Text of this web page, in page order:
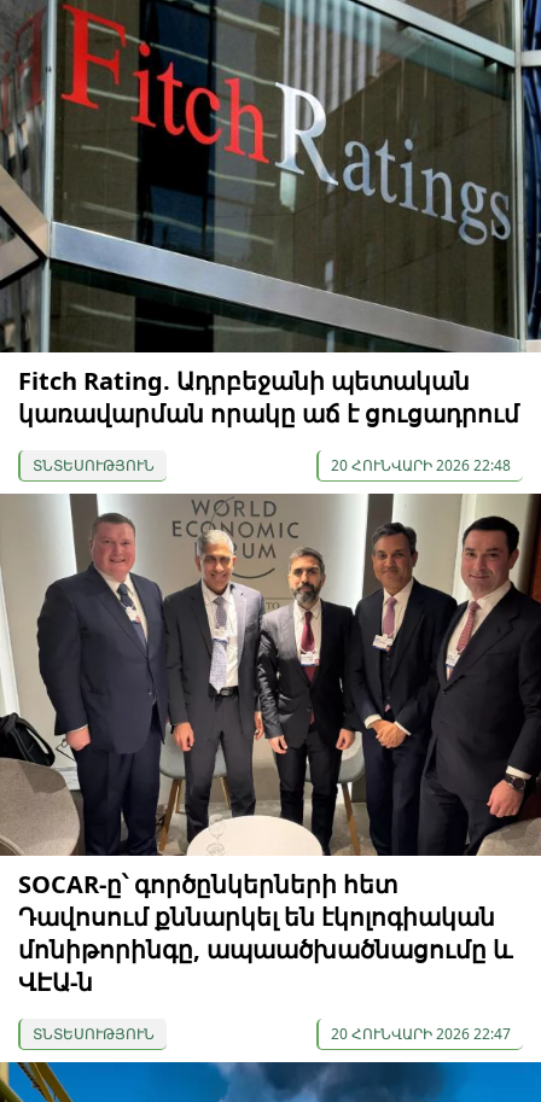
Fitch Rating. Ադրբեջանի պետական
կառավարման որակը աճ է ցուցադրում
ՏՆՏԵՍՈՒԹՅՈՒՆ 20 ՀՈՒՆՎԱՐԻ 2026 22:48
SOCAR-ը՝ գործընկերների հետ
Դավոսում քննարկել են էկոլոգիական
մոնիթորինգը, ապաածխածնացումը և
ՎԷԱ-ն
ՏՆՏԵՍՈՒԹՅՈՒՆ 20 ՀՈՒՆՎԱՐԻ 2026 22:47